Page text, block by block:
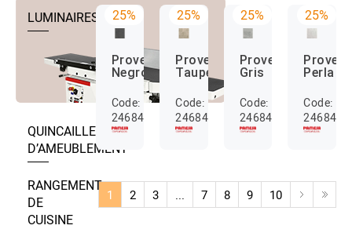
LUMINAIRES
QUINCAILLERIE
D’AMEUBLEMENT
RANGEMENT
DE
CUISINE
25%
Provenza
Negro
Code:
24684042
25%
Provenza
Taupe
Code:
24684043
25%
Provenza
Gris
Code:
24684046
25%
Perla
Code:
1 2 3 ... 7 8 9 10